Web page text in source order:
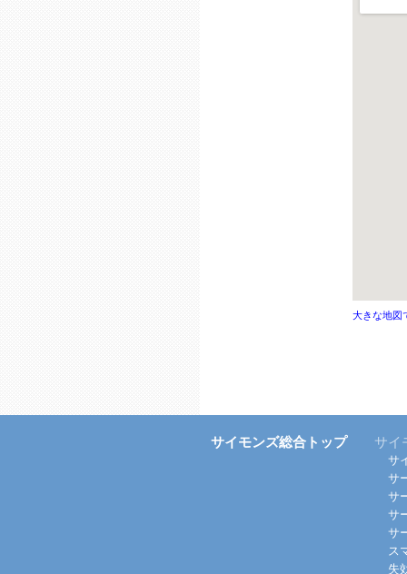
大きな地図
サイモンズ総合トップ サイ
サ
サ
サ
サ
サ
ス
失